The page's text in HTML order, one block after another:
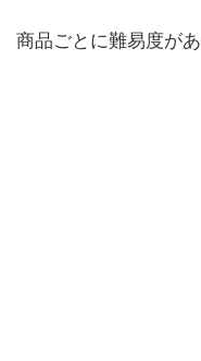
商品ごとに難易度が